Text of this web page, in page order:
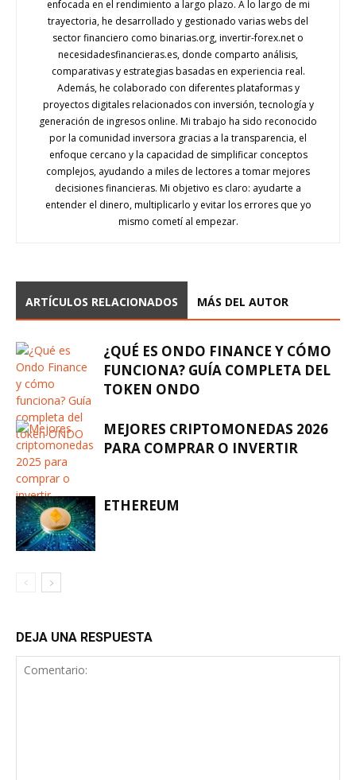
enfocada en el rendimiento a largo plazo. A lo largo de mi
trayectoria, he desarrollado y gestionado varias webs del
sector financiero como binarias.org, invertir-forex.net o
necesidadesfinancieras.es, donde comparto análisis,
comparativas y estrategias basadas en experiencia real.
Además, he colaborado con diferentes plataformas y
proyectos digitales relacionados con inversión, tecnología y
generación de ingresos online. Mi trabajo ha sido reconocido
por la comunidad inversora gracias a la transparencia, el
enfoque cercano y la capacidad de simplificar conceptos
complejos, ayudando a miles de lectores a tomar mejores
decisiones financieras. Mi objetivo es claro: ayudarte a
entender el dinero, multiplicarlo y evitar los errores que yo
mismo cometí al empezar.
ARTÍCULOS RELACIONADOS MÁS DEL AUTOR
¿QUÉ ES ONDO FINANCE Y CÓMO
FUNCIONA? GUÍA COMPLETA DEL
TOKEN ONDO
MEJORES CRIPTOMONEDAS 2026
PARA COMPRAR O INVERTIR
ETHEREUM
DEJA UNA RESPUESTA